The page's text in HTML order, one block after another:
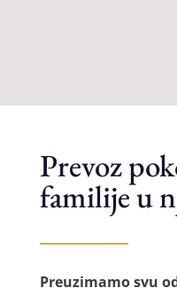
Prevoz
familije u
Preuzimamo svu